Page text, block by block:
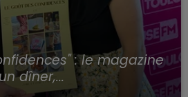
: le magazine
dîner,...